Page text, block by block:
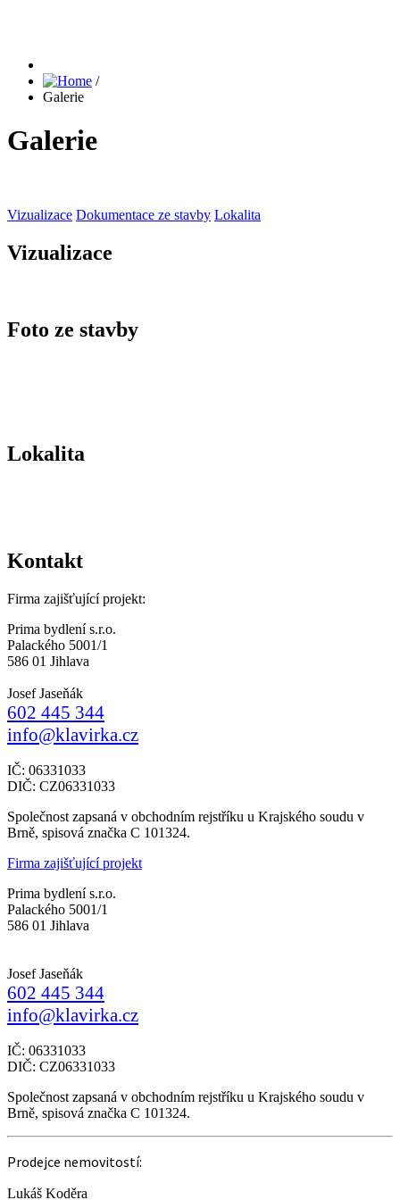
/
Galerie
Galerie
Vizualizace Dokumentace ze stavby Lokalita
Vizualizace
Foto ze stavby
Lokalita
Kontakt
Firma zajišťující projekt:
Prima bydlení s.r.o.
Palackého 5001/1
586 01 Jihlava
Josef Jaseňák
602 445 344
info@klavirka.cz
IČ: 06331033
DIČ: CZ06331033
Společnost zapsaná v obchodním rejstříku u Krajského soudu v
Brně, spisová značka C 101324.
Firma zajišťující projekt
Prima bydlení s.r.o.
Palackého 5001/1
586 01 Jihlava
Josef Jaseňák
602 445 344
info@klavirka.cz
IČ: 06331033
DIČ: CZ06331033
Společnost zapsaná v obchodním rejstříku u Krajského soudu v
Brně, spisová značka C 101324.
Prodejce nemovitostí:
Lukáš Koděra